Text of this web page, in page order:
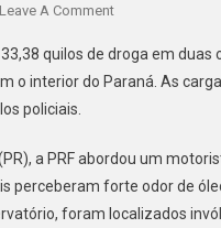
Leave A CommentOn
APREENDE
MAIS
KG
DE
DROGAS
quilos de droga em
o interior do Paraná. As
policiais.
a PRF abordou um
perceberam forte odor de
foram localizados